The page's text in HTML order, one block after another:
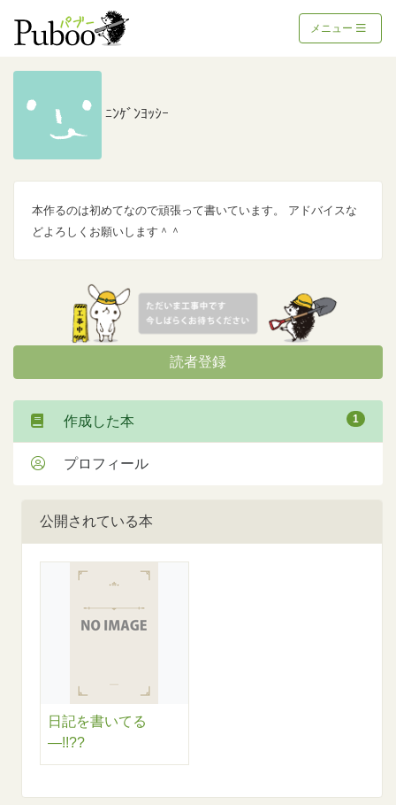
メニュー
公開されている本
日記を書いてる
―!!??
ﾆﾝｹﾞﾝﾖｯｼｰ
本作るのは初めてなので頑張って書いています。 アドバイスな
どよろしくお願いします＾＾
読者登録
作成した本 1
プロフィール